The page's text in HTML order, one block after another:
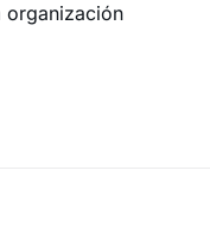
organización